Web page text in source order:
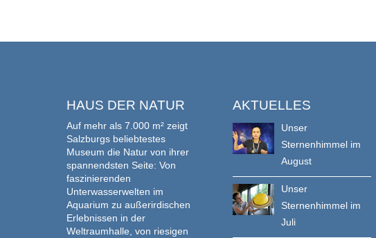
HAUS DER NATUR
Auf mehr als 7.000 m² zeigt
Salzburgs beliebtestes
Museum die Natur von ihrer
spannendsten Seite: Von
faszinierenden
Unterwasserwelten im
Aquarium zu außerirdischen
Erlebnissen in der
Weltraumhalle, von riesigen
AKTUELLES
Unser
Sternenhimmel im
August
Unser
Sternenhimmel im
Juli